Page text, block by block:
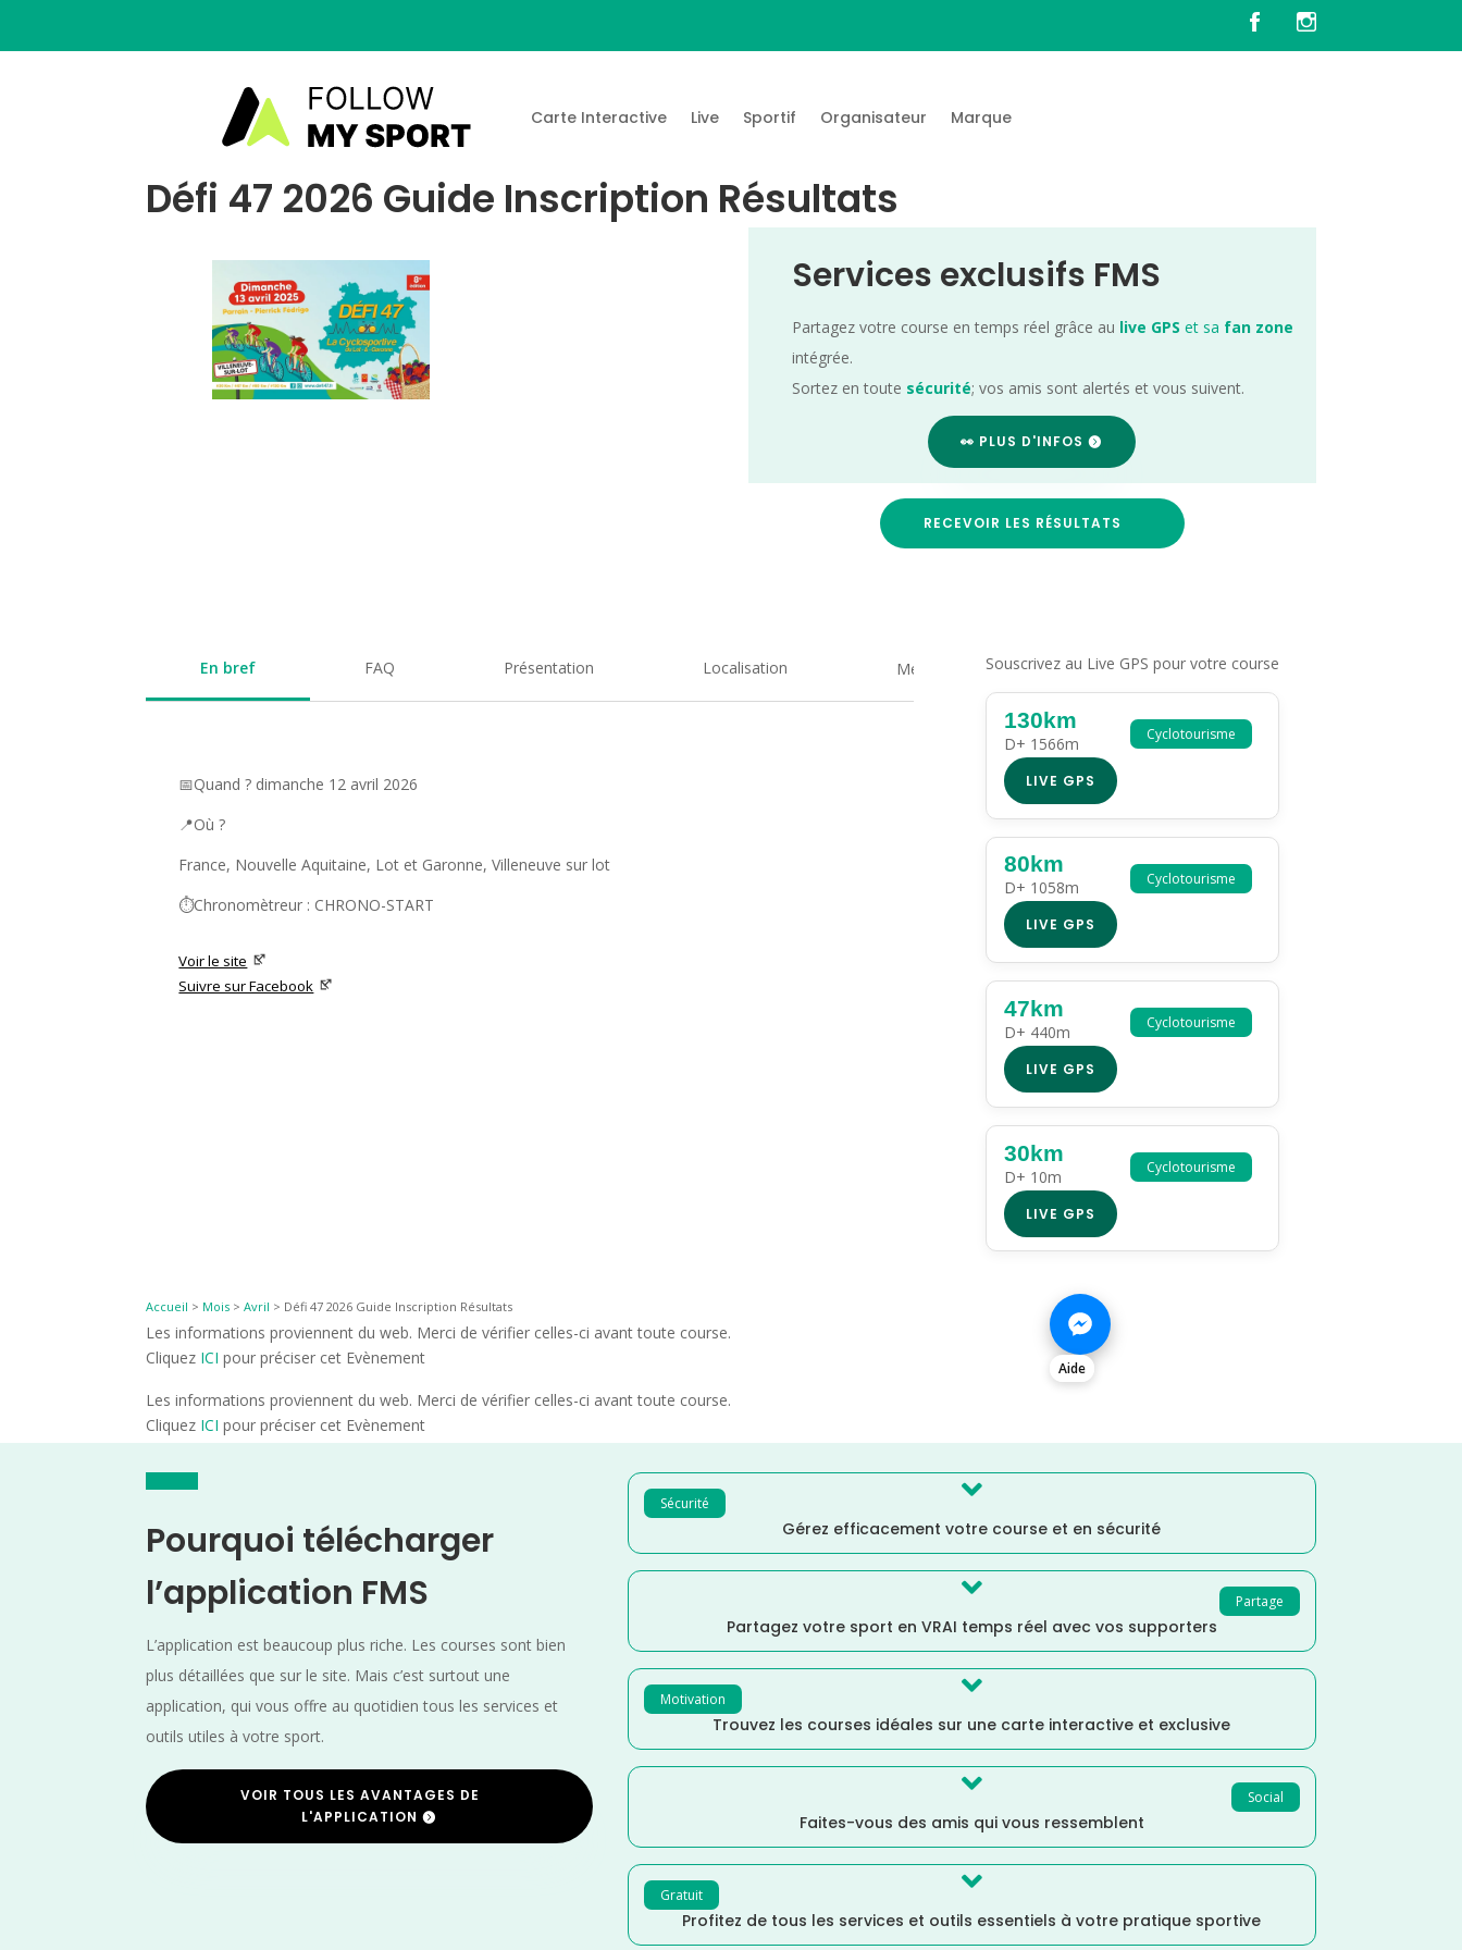
Carte Interactive Live Sportif Organisateur Marque
Défi 47 2026 Guide Inscription Résultats
Services exclusifs FMS
Partagez votre course en temps réel grâce au live GPS et sa fan zone
intégrée.
Sortez en toute sécurité; vos amis sont alertés et vous suivent.
👀 PLUS D'INFOS
RECEVOIR LES RÉSULTATS
En bref FAQ Présentation Localisation Medias
📅Quand ? dimanche 12 avril 2026
📍Où ?
France, Nouvelle Aquitaine, Lot et Garonne, Villeneuve sur lot
⏱️Chronomètreur : CHRONO-START
Voir le site
Suivre sur Facebook
Souscrivez au Live GPS pour votre course
Cyclotourisme
130km
D+ 1566m
LIVE GPS
Cyclotourisme
80km
D+ 1058m
LIVE GPS
Cyclotourisme
47km
D+ 440m
LIVE GPS
Cyclotourisme
30km
D+ 10m
LIVE GPS
Accueil > Mois >Avril > Défi 47 2026 Guide Inscription Résultats
Les informations proviennent du web. Merci de vérifier celles-ci avant toute course.
Cliquez ICI pour préciser cet Evènement
Les informations proviennent du web. Merci de vérifier celles-ci avant toute course.
Cliquez ICI pour préciser cet Evènement
Aide
Pourquoi télécharger
l’application FMS
L’application est beaucoup plus riche. Les courses sont bien
plus détaillées que sur le site. Mais c’est surtout une
application, qui vous offre au quotidien tous les services et
outils utiles à votre sport.
VOIR TOUS LES AVANTAGES DE
L'APPLICATION
Sécurité 
Gérez efficacement votre course et en sécurité
Partage

Partagez votre sport en VRAI temps réel avec vos supporters
Motivation 
Trouvez les courses idéales sur une carte interactive et exclusive
Social

Faites-vous des amis qui vous ressemblent
Gratuit 
Profitez de tous les services et outils essentiels à votre pratique sportive